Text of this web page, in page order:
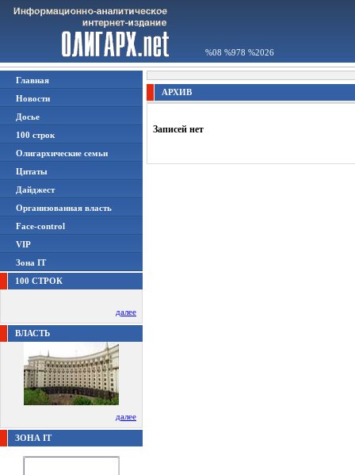
%08 %978 %2026
Главная
Новости
Досье
100 строк
Олигархические семьи
Цитаты
Дайджест
Организованная власть
Face-control
VIP
Зона IT
100 СТРОК
далее
ВЛАСТЬ
далее
ЗОНА IT
АРХИВ
Записей нет